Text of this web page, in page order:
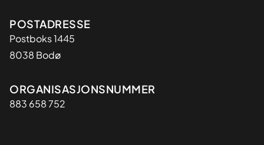
Adresse
POSTADRESSE
Postboks 1445
8038 Bodø
Organisasjon
ORGANISASJONSNUMMER
883 658 752